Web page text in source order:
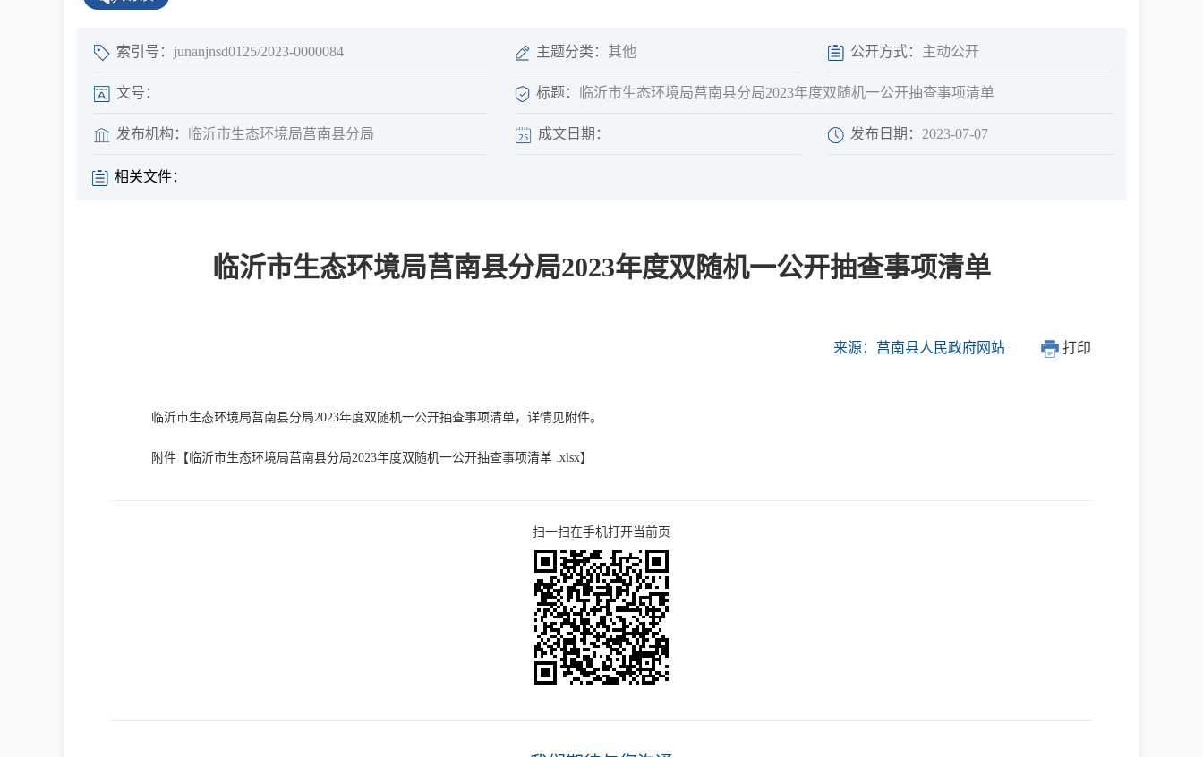
公共企事业单位信 依申请公开
县情
经济发展 图说莒南 政府开放日 网上调查
索引号： junanjnsd0125/2023-0000084 主题分类： 其他 公开方式： 主动公开
文号： 标题： 临沂市生态环境局莒南县分局2023年度双随机一公开抽查事项清单
发布机构： 临沂市生态环境局莒南县分局 成文日期： 发布日期： 2023-07-07
相关文件：
临沂市生态环境局莒南县分局2023年度双随机一公开抽查事项清单
来源：莒南县人民政府网站 打印
临沂市生态环境局莒南县分局2023年度双随机一公开抽查事项清单，详情见附件。
附件【 临沂市生态环境局莒南县分局2023年度双随机一公开抽查事项清单 .xlsx】
扫一扫在手机打开当前页